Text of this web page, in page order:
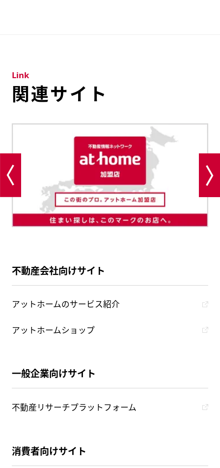
関連サイト
Link
不動産会社向けサイト
アットホームのサービス紹介
アットホームショップ
一般企業向けサイト
不動産リサーチプラットフォーム
消費者向けサイト